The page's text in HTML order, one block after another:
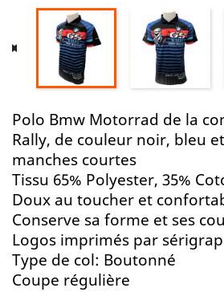
Polo Bmw Motorrad de la
Rally, de couleur noir, bleu
manches courtes
Tissu 65% Polyester, 35%
Doux au toucher et
Conserve sa forme et ses
Logos imprimés par
Type de col: Boutonné
Coupe régulière